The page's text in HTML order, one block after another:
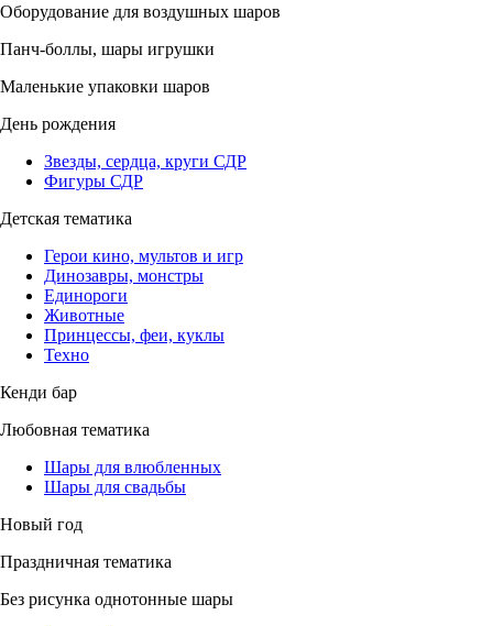
Оборудование для воздушных шаров
Панч-боллы, шары игрушки
Маленькие упаковки шаров
День рождения
Звезды, сердца, круги СДР
Фигуры СДР
Детская тематика
Герои кино, мультов и игр
Динозавры, монстры
Единороги
Животные
Принцессы, феи, куклы
Техно
Кенди бар
Любовная тематика
Шары для влюбленных
Шары для свадьбы
Новый год
Праздничная тематика
Без рисунка однотонные шары